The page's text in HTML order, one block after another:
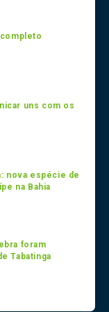
uns com os
nova espécie de
na Bahia
foram
Tabatinga